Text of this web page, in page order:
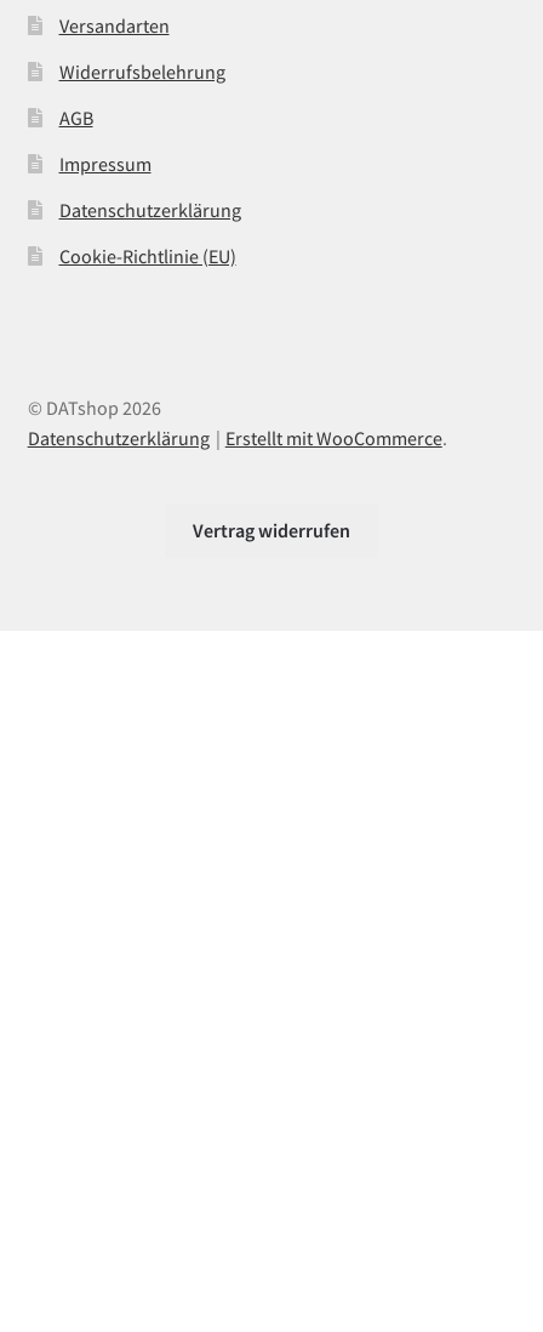
Versandarten
Widerrufsbelehrung
AGB
Impressum
Datenschutzerklärung
Cookie-Richtlinie (EU)
© DATshop 2026
Datenschutzerklärung
Erstellt mit WooCommerce.
Vertrag widerrufen